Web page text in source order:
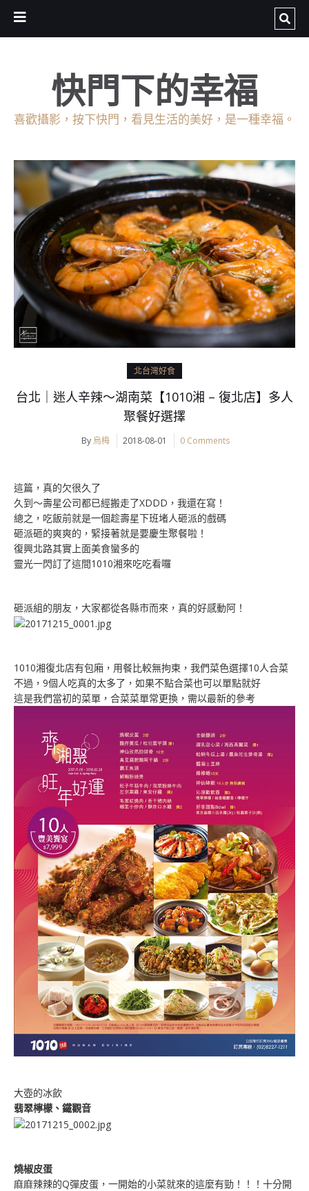
快門下的幸福
喜歡攝影，按下快門，看見生活的美好，是一種幸福。
北台灣好食
台北｜迷人辛辣～湖南菜【1010湘 – 復北店】多人
聚餐好選擇
By 烏梅 2018-08-01 0 Comments
這篇，真的欠很久了
久到～壽星公司都已經搬走了XDDD，我還在寫！
總之，吃飯前就是一個趁壽星下班堵人砸派的戲碼
砸派砸的爽爽的，緊接著就是要慶生聚餐啦！
復興北路其實上面美食蠻多的
靈光一閃訂了這間1010湘來吃吃看囉
砸派組的朋友，大家都從各縣市而來，真的好感動阿！
1010湘復北店有包廂，用餐比較無拘束，我們菜色選擇10人合菜
不過，9個人吃真的太多了，如果不點合菜也可以單點就好
這是我們當初的菜單，合菜菜單常更換，需以最新的參考
大壺的冰飲
翡翠檸檬、鐵觀音
燒椒皮蛋
麻麻辣辣的Q彈皮蛋，一開始的小菜就來的這麼有勁！！！十分開